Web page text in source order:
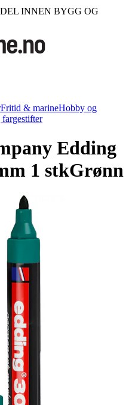
INNEN BYGG OG
Fritid & marineHobby og
fargestifter
Edding
1 stkGrønn